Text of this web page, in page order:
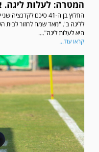
המטרה: לעלות ליגה.
החלוץ בן ה-41 סיכם
לליגה ב'. "מאד שמח לחזור לבית
היא לעלות ליגה"....
קראו עוד...